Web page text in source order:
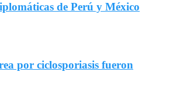
de Perú y México
por ciclosporiasis fueron